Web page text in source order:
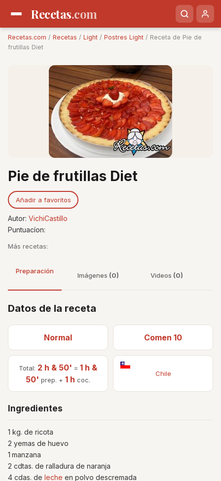
Recetas.com
Recetas.com / Recetas / Light / Postres Light / Receta de Pie de
frutillas Diet
Pie de frutillas Diet
Añadir a favoritos
Autor: VichiCastillo
Puntuacíon:
Más recetas:
Preparación
Imágenes (0) Videos (0)
Datos de la receta
Normal Comen 10
Total: 2 h & 50' = 1 h &
50' prep. + 1 h coc.
Chile
Ingredientes
1 kg. de ricota
2 yemas de huevo
1 manzana
2 cdtas. de ralladura de naranja
4 cdas. de leche en polvo descremada